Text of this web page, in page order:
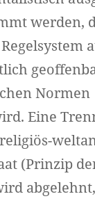
werden,
Normen
Eine
(Prinzip